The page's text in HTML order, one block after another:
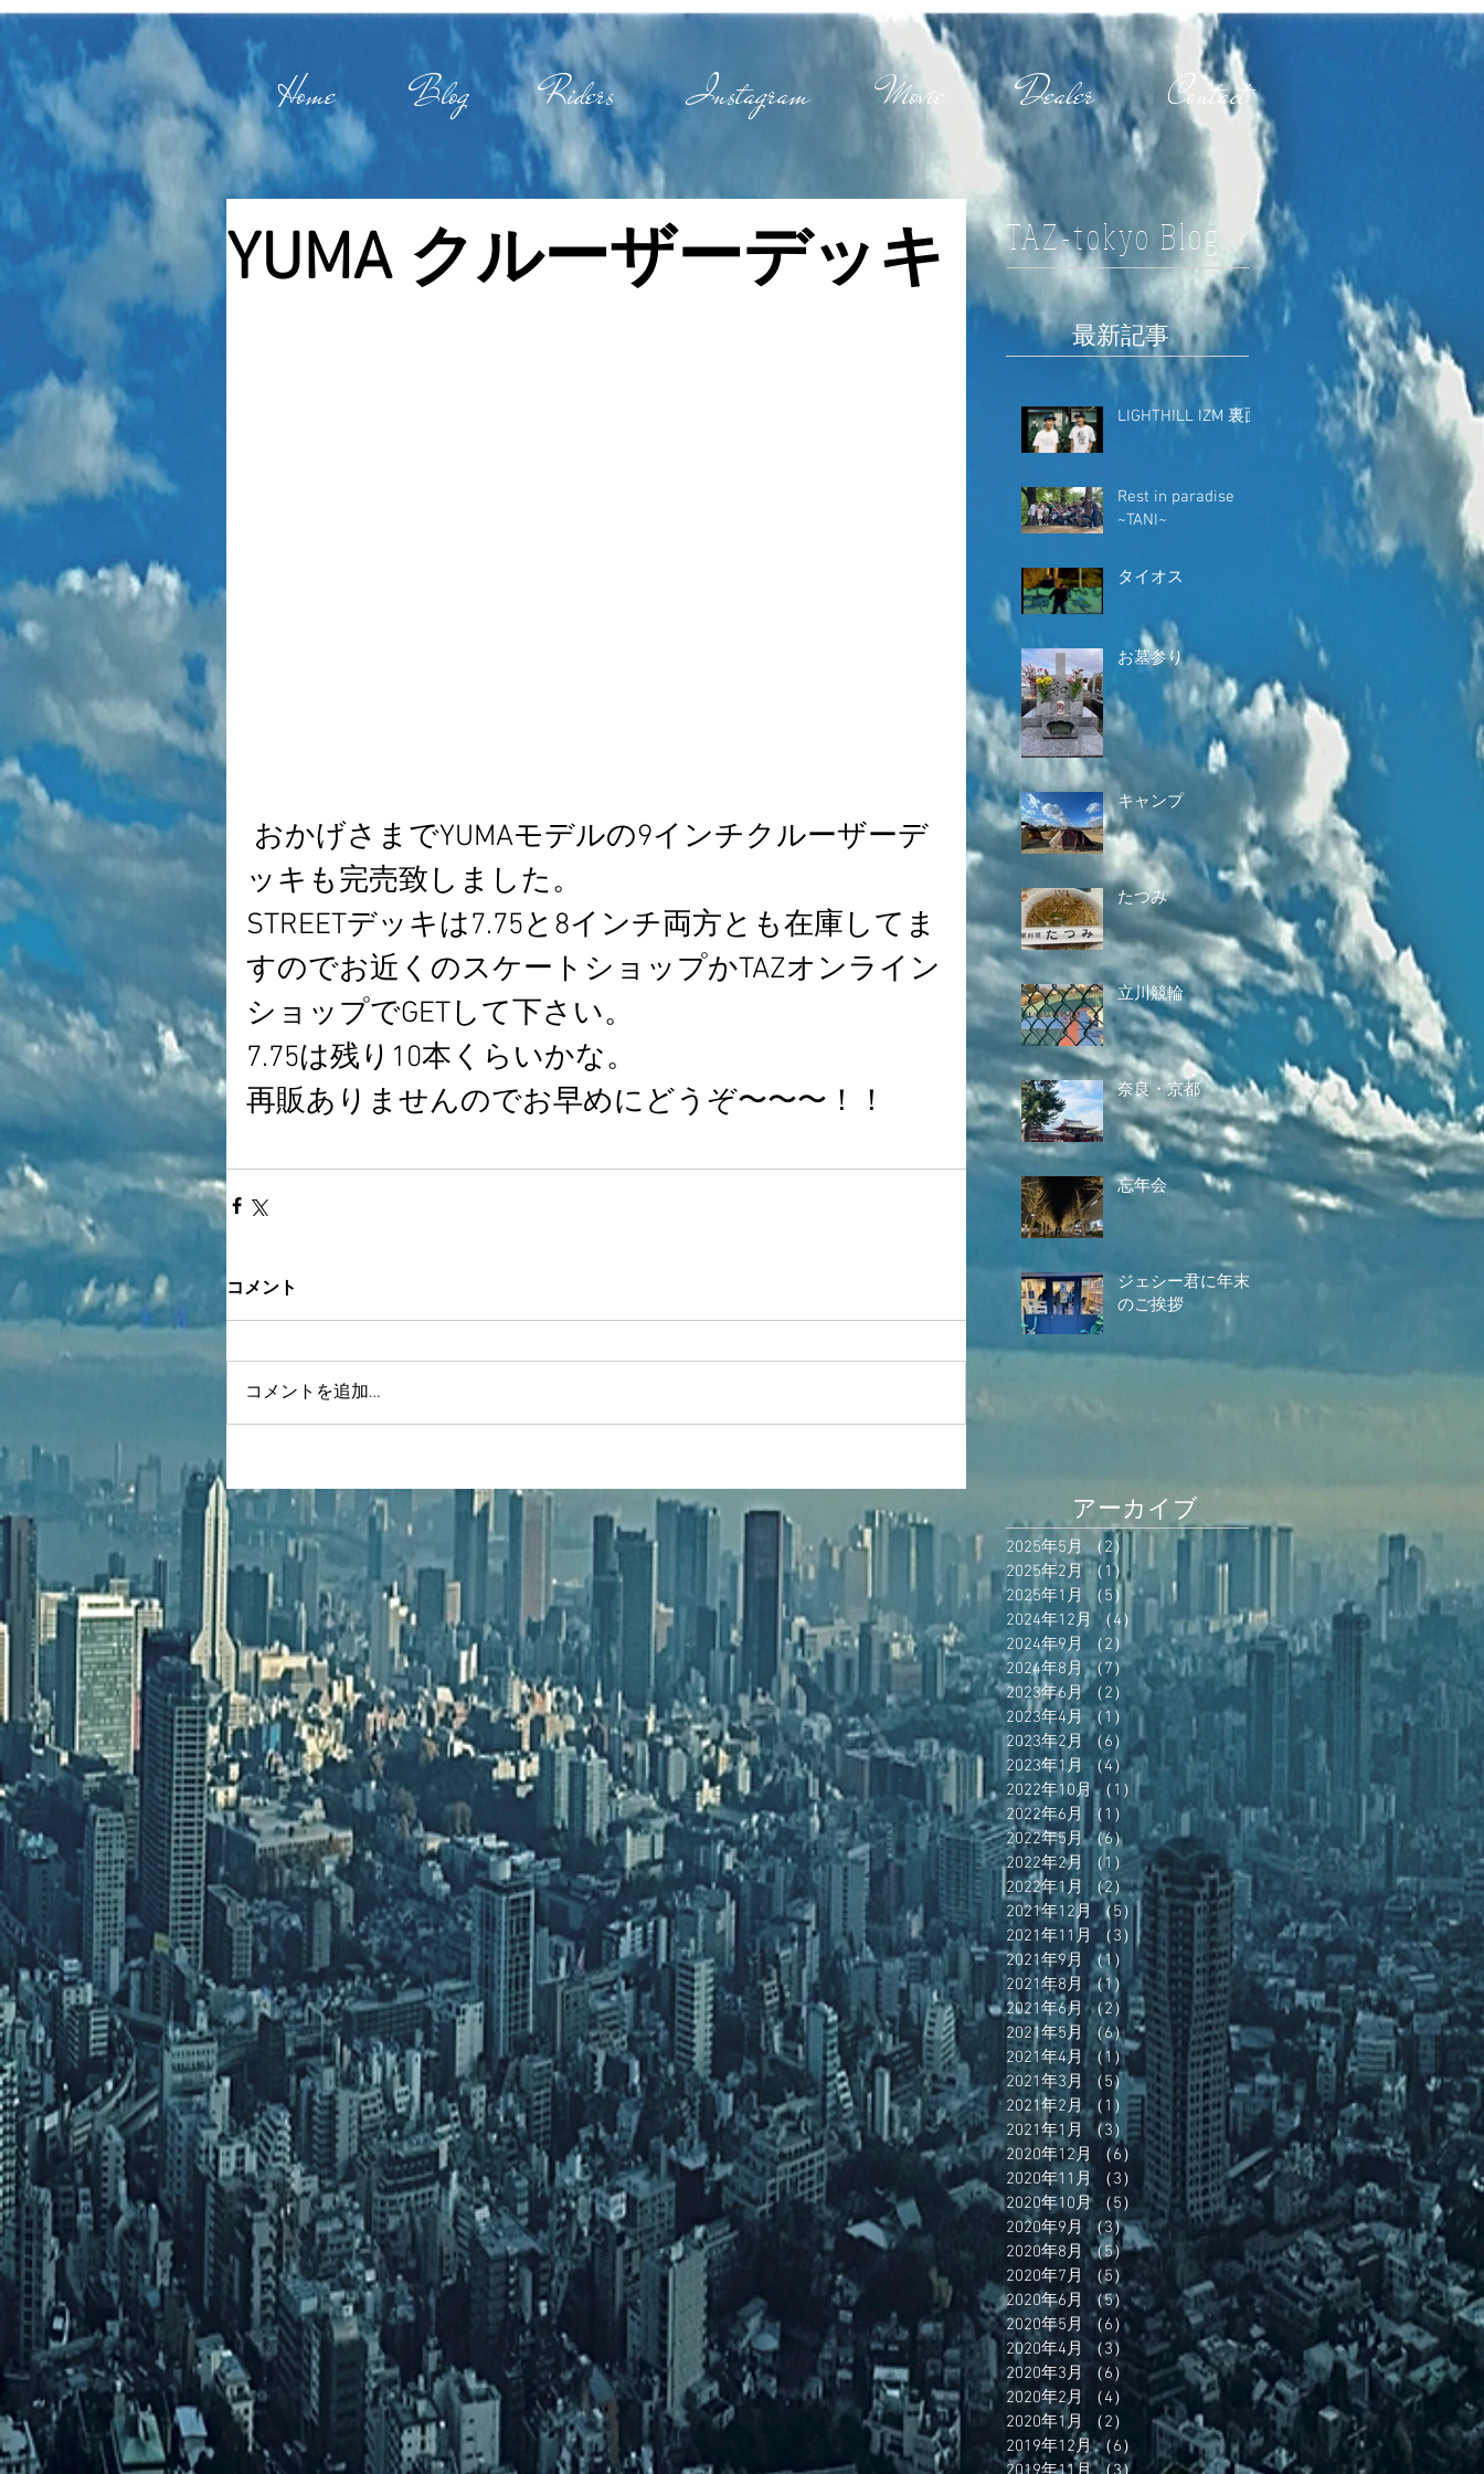
Home Blog Riders Instagram Movie Dealer Contact
YUMA クルーザーデッキ
ッキも完売致しました。
STREETデッキは7.75と8インチ両方とも在庫してま
すのでお近くのスケートショップかTAZオンライン
ショップでGETして下さい。
7.75は残り10本くらいかな。
再販ありませんのでお早めにどうぞ〜〜〜！！
コメント
コメントを追加…
TAZ-tokyo Blog
最新記事
LIGHTHILL IZM 裏面
Rest in paradise
~TANI~
タイオス
お墓参り
キャンプ
たつみ
立川競輪
奈良・京都
忘年会
ジェシー君に年末
のご挨拶
アーカイブ
2025年5月 （2）
2件の記事
2025年2月 （1）1件の記事
2025年1月 （5） 5件の記事
2024年12月
（4）
4件の記事
2024年9月
（2）2件の記事
2024年8月 （7）7件の記事
2023年6月 （2）2件の記事
2023年4月 （1）1件の記事
2023年2月 （6）
6件の記事
2023年1月 （4）4件の記事
2022年10月 （1）1件の記事
2022年6月
（1）
1件の記事
2022年5月 （6） 6件の記事
2022年2月
（1） 1件の記事
2022年1月
（2）2件の記事
2021年12月 （5） 5件の記事
2021年11月
（3） 3件の記事
2021年9月 （1）
1件の記事
2021年8月 （1）1件の記事
2021年6月 （2） 2件の記事
2021年5月
（6）6件の記事
2021年4月
（1）1件の記事
2021年3月
（5）5件の記事
2021年2月 （1）1件の記事
2021年1月 （3）3件の記事
2020年12月
（6）
6件の記事
2020年11月
（3）
3件の記事
2020年10月
（5）5件の記事
2020年9月 （3）3件の記事
2020年8月 （5）5件の記事
2020年7月
（5） 5件の記事
2020年6月
（5） 5件の記事
2020年5月 （6） 6件の記事
2020年4月 （3） 3件の記事
2020年3月
（6）
6件の記事
2020年2月
（4）
4件の記事
2020年1月
（2）
2件の記事
2019年12月 （6）
6件の記事